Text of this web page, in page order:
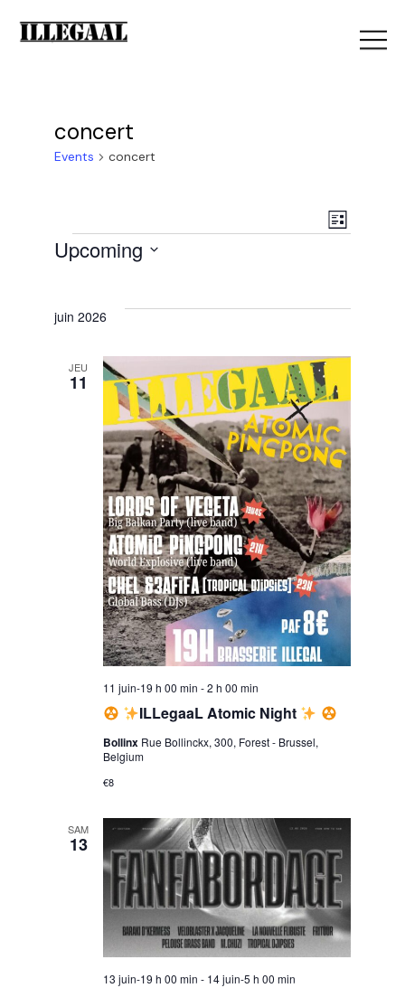
concert
Events concert
V
e
w
s
N
a
v
i
g
a
t
o
n
E
v
e
n
t
V
i
e
N
a
v
List
Events
Upcoming
juin 2026
JEU
11
ILLegaaL Atomic Night
11 juin-19 h 00 min -2 h 00 min
Bollinx Rue Bollinckx, 300, Forest - Brussel,
Belgium
€8
SAM
13
13 juin-19 h 00 min - 14 juin-5 h 00 min